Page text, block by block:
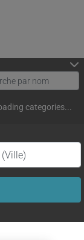
categories...
ou région)